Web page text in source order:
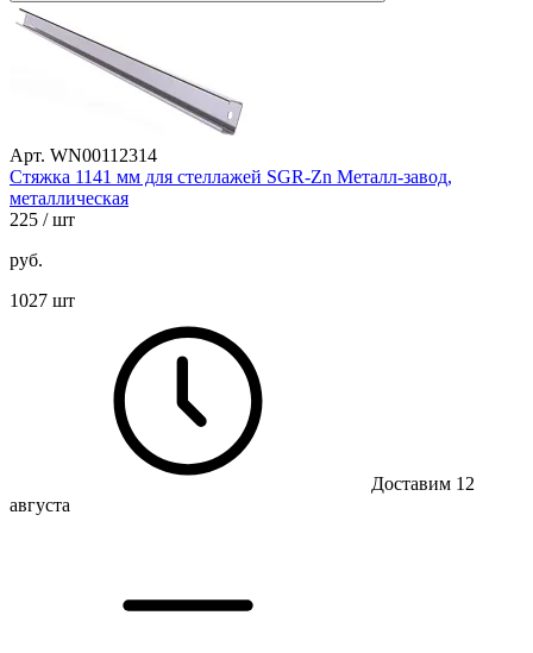
Арт. WN00112314
Стяжка 1141 мм для стеллажей SGR-Zn Металл-завод,
металлическая
225 / шт
руб.
1027 шт
Доставим 12
августа